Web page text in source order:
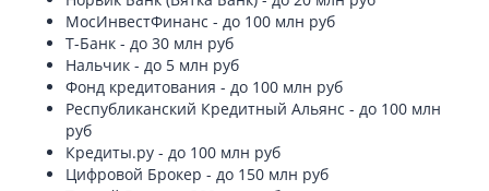
МосИнвестФинанс - до 100 млн руб
Т-Банк - до 30 млн руб
Нальчик - до 5 млн руб
Фонд кредитования - до 100 млн руб
Республиканский Кредитный Альянс - до 100 млн
руб
Кредиты.ру - до 100 млн руб
Цифровой Брокер - до 150 млн руб